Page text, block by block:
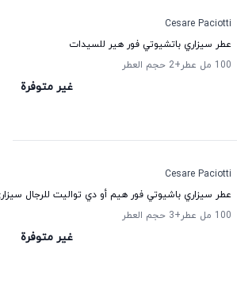
Cesare Paciotti
عطر سيزاري باتشيوتي فور هير للسيدات
100 مل عطر
+2 حجم العطر
غير متوفرة
Cesare Paciotti
عطر سيزاري باشيوتي فور هيم أو دي تواليت للرجال
100 مل عطر
+3 حجم العطر
غير متوفرة